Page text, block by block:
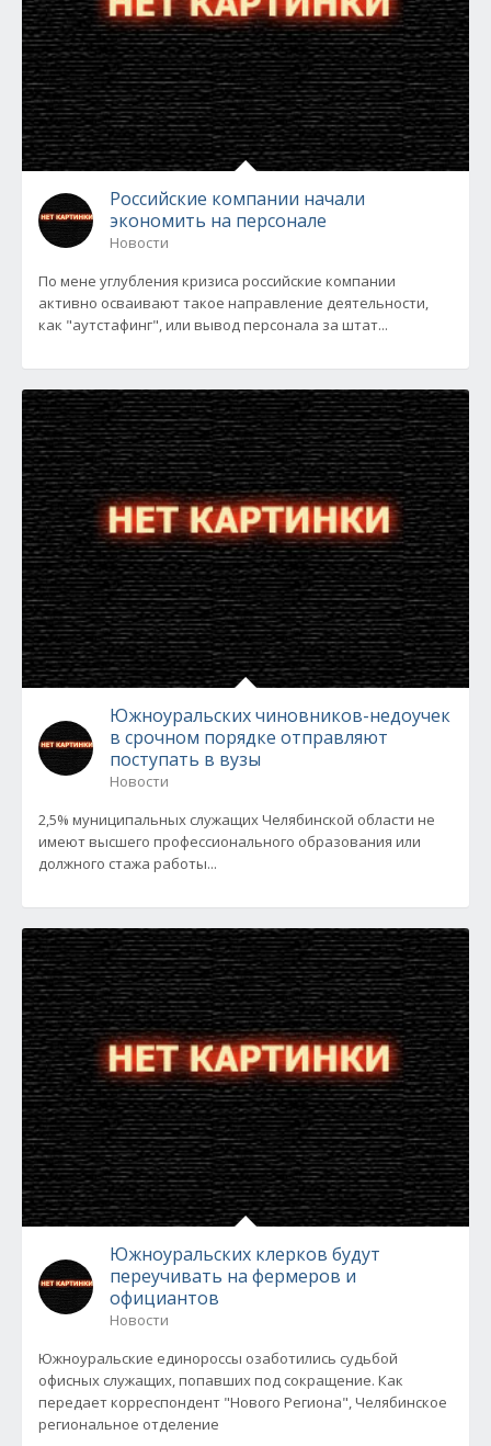
Российские компании начали
экономить на персонале
Новости
По мене углубления кризиса российские компании
активно осваивают такое направление деятельности,
как "аутстафинг", или вывод персонала за штат...
Южноуральских чиновников-недоучек
в срочном порядке отправляют
поступать в вузы
Новости
2,5% муниципальных служащих Челябинской области не
имеют высшего профессионального образования или
должного стажа работы...
Южноуральских клерков будут
переучивать на фермеров и
официантов
Новости
Южноуральские единороссы озаботились судьбой
офисных служащих, попавших под сокращение. Как
передает корреспондент "Нового Региона", Челябинское
региональное отделение